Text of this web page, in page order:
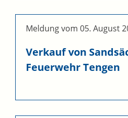
Meldung vom 05. August
Verkauf von
Feuerwehr Tengen